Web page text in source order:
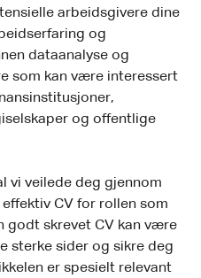
arbeidsgivere dine
og
dataanalyse og
som kan være interessert
og offentlige
vi veilede deg gjennom
CV for rollen som
godt skrevet CV kan være
sterke sider og sikre deg
er spesielt relevant